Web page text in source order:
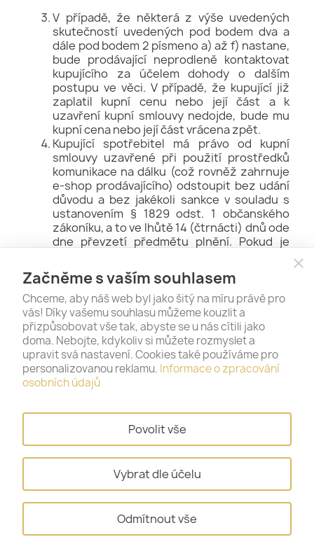
V případě, že některá z výše uvedených
skutečností uvedených pod bodem dva a
dále pod bodem 2 písmeno a) až f) nastane,
bude prodávající neprodleně kontaktovat
kupujícího za účelem dohody o dalším
postupu ve věci. V případě, že kupující již
zaplatil kupní cenu nebo její část a k
uzavření kupní smlouvy nedojde, bude mu
kupní cena nebo její část vrácena zpět.
Kupující spotřebitel má právo od kupní
smlouvy uzavřené při použití prostředků
komunikace na dálku (což rovněž zahrnuje
e-shop prodávajícího) odstoupit bez udání
důvodu a bez jakékoli sankce v souladu s
ustanovením § 1829 odst. 1 občanského
zákoníku, a to ve lhůtě 14 (čtrnácti) dnů ode
dne převzetí předmětu plnění. Pokud je
nabízeného zboží nebo je předmět plnění
dodáván po částech, má kupující spotřebitel
právo na odstoupení od smlouvy ve lhůtě 14
(čtrnácti) dnů ode dne, kdy převezme
poslední dodávku předmětu plnění. Pokud
je předmětem kupní smlouvy pravidelná
opakovaná dodávka nabízeného zboží, má
kupující spotřebitel právo na odstoupení od
smlouvy do 14 (čtrnácti) dnů ode dne
Aby byla dodržena lhůta pro odstoupení od
této smlouvy, postačuje odeslat
odstoupení od smlouvy před uplynutím
Prodávajcící uvádí, že kupujícímu nenálěží
toto právo podle předcházejícího odstavce
v případě že nastane situace uvednedné
dále v článku 12.
Pokud chce kupující spotřebitel využít
svého práva dle čl. VIII. odst. 4 těchto
close
Začněme s vaším souhlasem
Chceme, aby náš web byl jako šitý na míru právě pro
vás! Díky vašemu souhlasu můžeme kouzlit a
přizpůsobovat vše tak, abyste se u nás cítili jako
doma. Nebojte, kdykoliv si můžete rozmyslet a
upravit svá nastavení. Cookies také používáme pro
personalizovanou reklamu. Informace o zpracování
osobních údajů
Povolit vše
Vybrat dle účelu
Odmítnout vše